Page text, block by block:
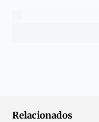
Relacionados